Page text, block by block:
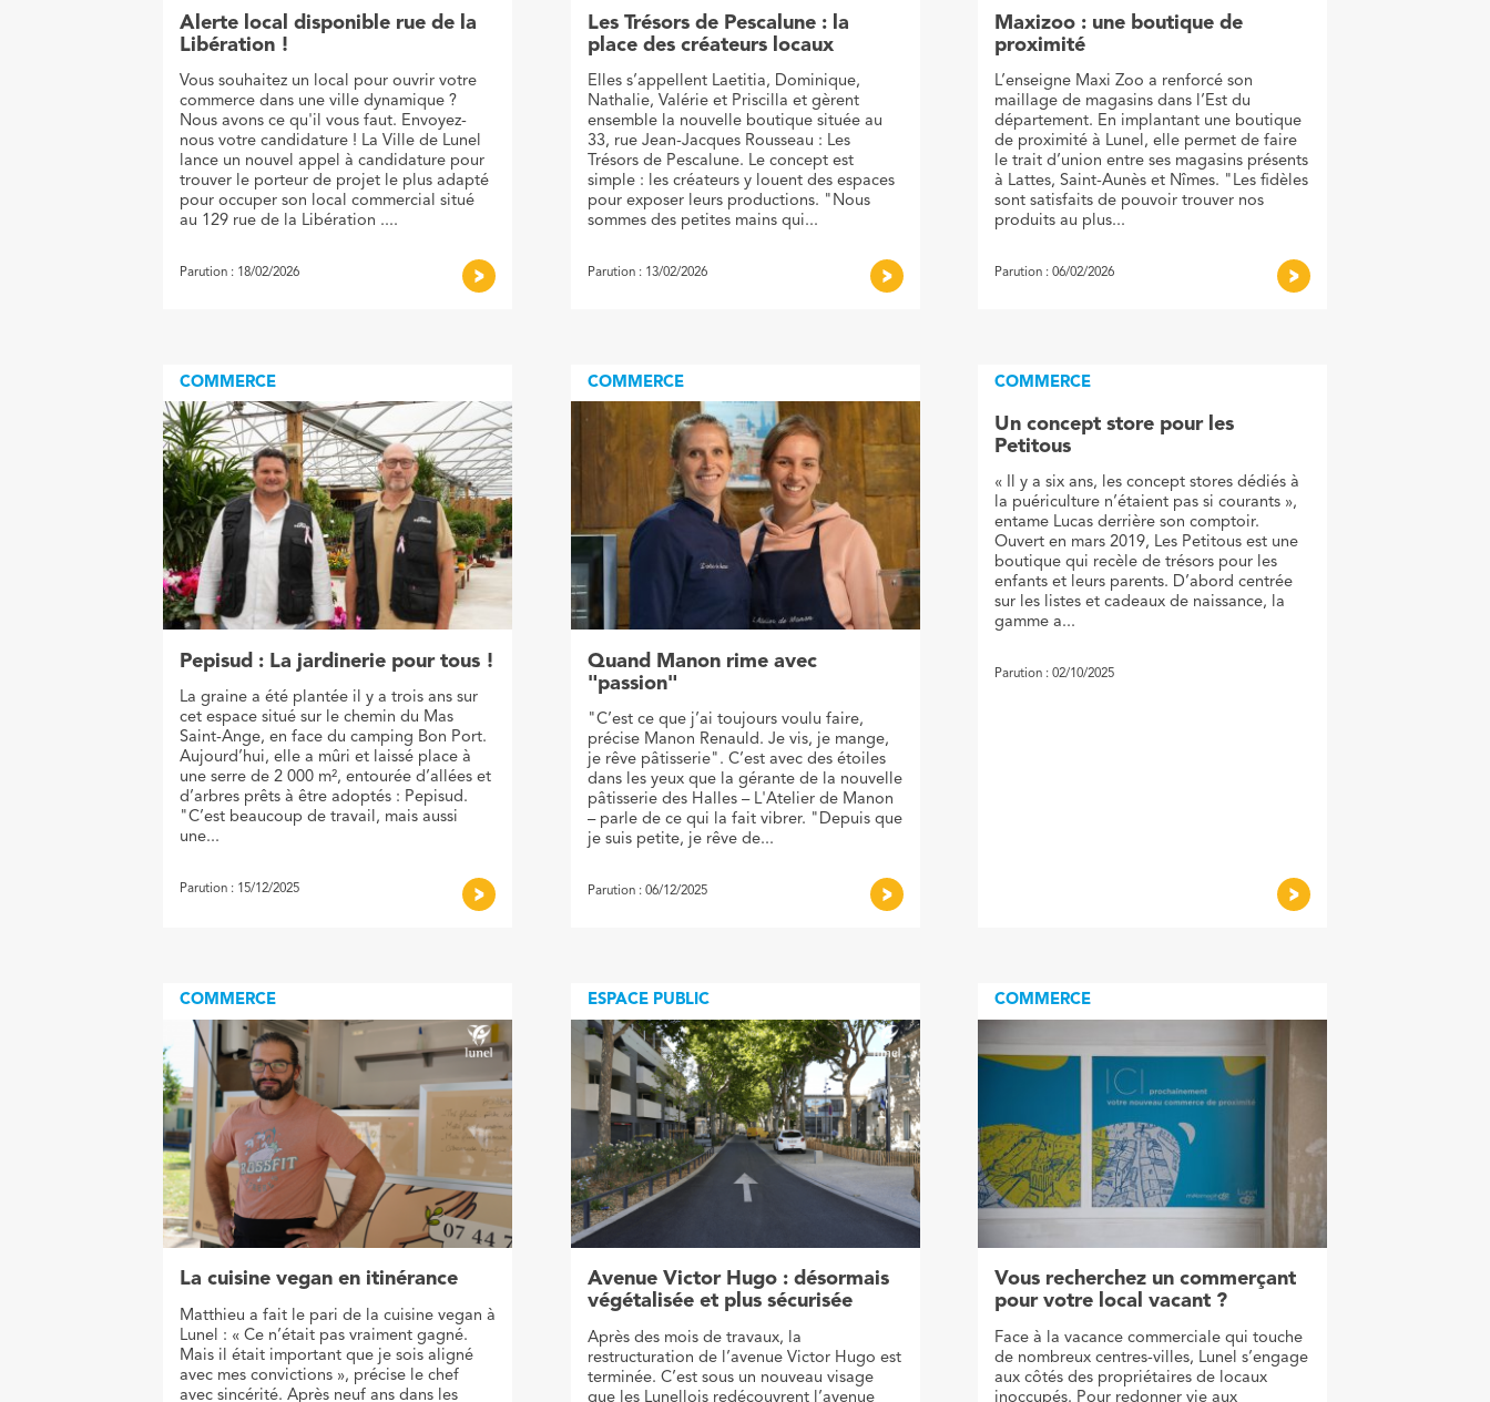
Alerte local disponible rue de la
Libération !
Vous souhaitez un local pour ouvrir votre
commerce dans une ville dynamique ?
Nous avons ce qu'il vous faut. Envoyez-
nous votre candidature ! La Ville de Lunel
lance un nouvel appel à candidature pour
trouver le porteur de projet le plus adapté
pour occuper son local commercial situé
au 129 rue de la Libération ....
Parution : 18/02/2026
Les Trésors de Pescalune : la
place des créateurs locaux
Elles s’appellent Laetitia, Dominique,
Nathalie, Valérie et Priscilla et gèrent
ensemble la nouvelle boutique située au
33, rue Jean-Jacques Rousseau : Les
Trésors de Pescalune. Le concept est
simple : les créateurs y louent des espaces
pour exposer leurs productions. "Nous
sommes des petites mains qui...
Parution : 13/02/2026
Maxizoo : une boutique de
proximité
L’enseigne Maxi Zoo a renforcé son
maillage de magasins dans l’Est du
département. En implantant une boutique
de proximité à Lunel, elle permet de faire
le trait d’union entre ses magasins présents
à Lattes, Saint-Aunès et Nîmes. "Les fidèles
sont satisfaits de pouvoir trouver nos
produits au plus...
Parution : 06/02/2026
COMMERCE
Pepisud : La jardinerie pour tous !
La graine a été plantée il y a trois ans sur
cet espace situé sur le chemin du Mas
Saint-Ange, en face du camping Bon Port.
Aujourd’hui, elle a mûri et laissé place à
une serre de 2 000 m², entourée d’allées et
d’arbres prêts à être adoptés : Pepisud.
"C’est beaucoup de travail, mais aussi
une...
Parution : 15/12/2025
COMMERCE
Quand Manon rime avec
"passion"
"C’est ce que j’ai toujours voulu faire,
précise Manon Renauld. Je vis, je mange,
je rêve pâtisserie". C’est avec des étoiles
dans les yeux que la gérante de la nouvelle
pâtisserie des Halles – L'Atelier de Manon
– parle de ce qui la fait vibrer. "Depuis que
je suis petite, je rêve de...
Parution : 06/12/2025
COMMERCE
Un concept store pour les
Petitous
« Il y a six ans, les concept stores dédiés à
la puériculture n’étaient pas si courants »,
entame Lucas derrière son comptoir.
Ouvert en mars 2019, Les Petitous est une
boutique qui recèle de trésors pour les
enfants et leurs parents. D’abord centrée
sur les listes et cadeaux de naissance, la
gamme a...
Parution : 02/10/2025
COMMERCE
La cuisine vegan en itinérance
Matthieu a fait le pari de la cuisine vegan à
Lunel : « Ce n’était pas vraiment gagné.
Mais il était important que je sois aligné
avec mes convictions », précise le chef
avec sincérité. Après neuf ans dans les
ESPACE PUBLIC
Avenue Victor Hugo : désormais
végétalisée et plus sécurisée
Après des mois de travaux, la
restructuration de l’avenue Victor Hugo est
terminée. C’est sous un nouveau visage
que les Lunellois redécouvrent l’avenue
COMMERCE
Vous recherchez un commerçant
pour votre local vacant ?
Face à la vacance commerciale qui touche
de nombreux centres-villes, Lunel s’engage
aux côtés des propriétaires de locaux
inoccupés. Pour redonner vie aux